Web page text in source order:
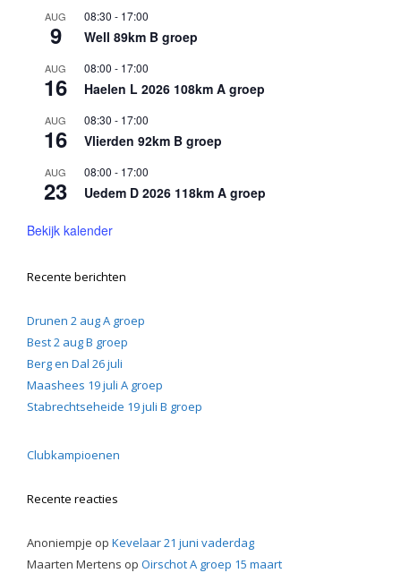
AUG
9
08:30 - 17:00
Well 89km B groep
AUG
16
08:00 - 17:00
Haelen L 2026 108km A groep
AUG
16
08:30 - 17:00
Vlierden 92km B groep
AUG
23
08:00 - 17:00
Uedem D 2026 118km A groep
Bekijk kalender
Recente berichten
Drunen 2 aug A groep
Best 2 aug B groep
Berg en Dal 26 juli
Maashees 19 juli A groep
Stabrechtseheide 19 juli B groep
Clubkampioenen
Recente reacties
Anoniempje op Kevelaar 21 juni vaderdag
Maarten Mertens op Oirschot A groep 15 maart